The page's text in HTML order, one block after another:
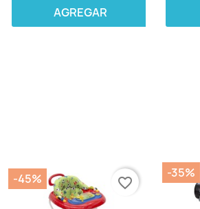
AGREGAR
-45% favorite_border
-35%